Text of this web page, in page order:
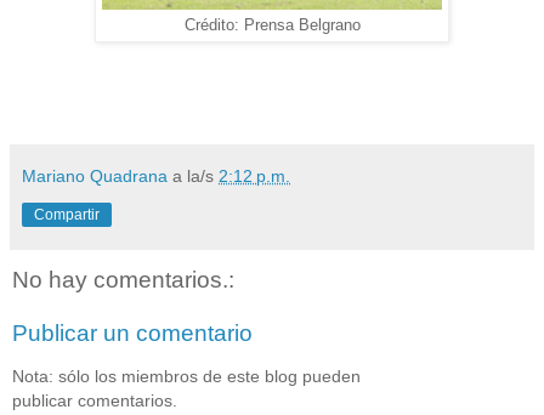
Crédito: Prensa Belgrano
Mariano Quadrana a la/s 2:12 p.m.
Compartir
No hay comentarios.:
Publicar un comentario
Nota: sólo los miembros de este blog pueden
publicar comentarios.